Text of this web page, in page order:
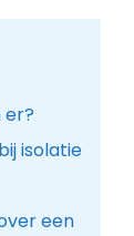
er?
isolatie
een